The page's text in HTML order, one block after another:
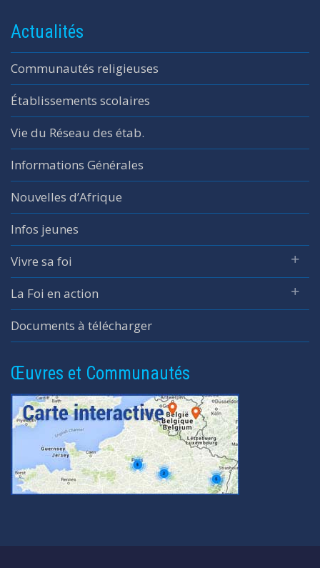
Actualités
Communautés religieuses
Établissements scolaires
Vie du Réseau des étab.
Informations Générales
Nouvelles d’Afrique
Infos jeunes
Vivre sa foi
La Foi en action
Documents à télécharger
Œuvres et Communautés